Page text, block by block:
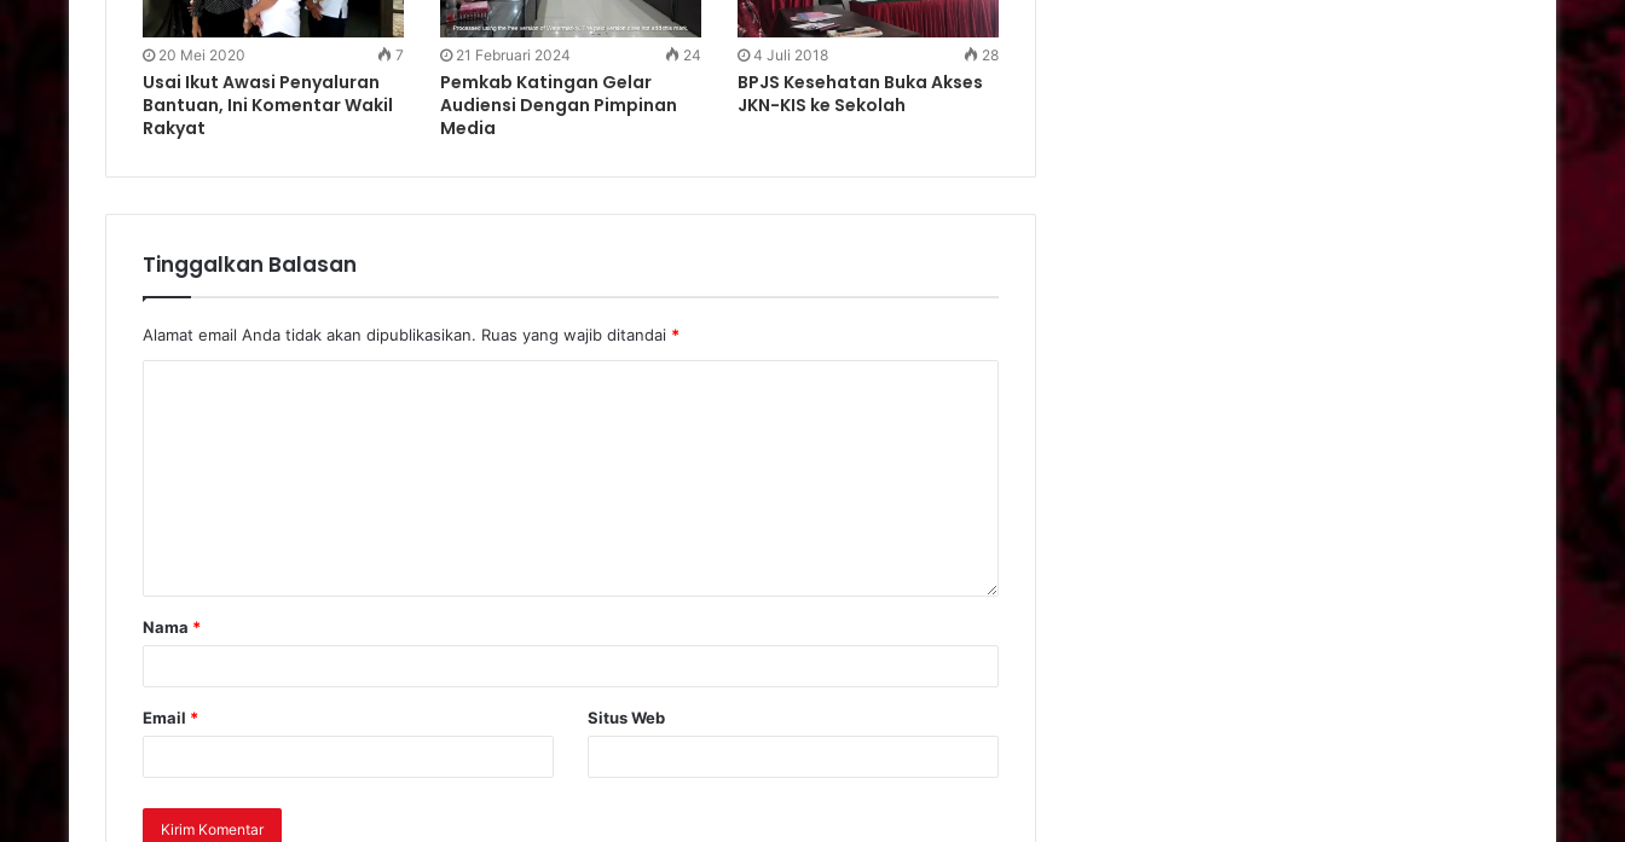
20 Mei 2020 7
Usai Ikut Awasi Penyaluran
Bantuan, Ini Komentar Wakil
Rakyat
21 Februari 2024 24
Pemkab Katingan Gelar
Audiensi Dengan Pimpinan
Media
4 Juli 2018 28
BPJS Kesehatan Buka Akses
JKN-KIS ke Sekolah
Tinggalkan Balasan
Alamat email Anda tidak akan dipublikasikan. Ruas yang wajib ditandai *
Nama *
Email * Situs Web